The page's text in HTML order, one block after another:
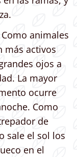
animales
más activos
ojos a
La mayor
ocurre
Como
de
sale el sol los
en el